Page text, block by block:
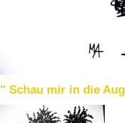
" Schau mir in die